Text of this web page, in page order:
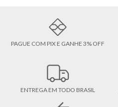
PAGUE COM PIX E GANHE 3% OFF
ENTREGA EM TODO BRASIL